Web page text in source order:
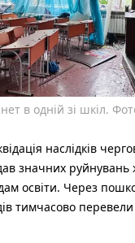
в одній зі шкіл.
наслідків
значних
освіти. Через
тимчасово